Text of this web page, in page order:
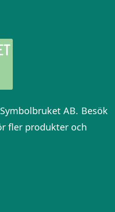
AB. Besök
fler produkter och